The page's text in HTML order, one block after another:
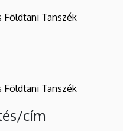
Földtani Tanszék
Földtani Tanszék
cím